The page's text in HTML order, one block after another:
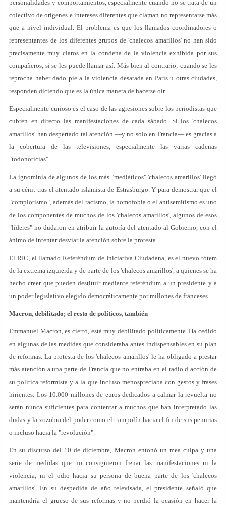
personalidades y comportamientos, especialmente cuando no se trata de un
colectivo de orígenes e intereses diferentes que claman no representarse más
que a nivel individual. El problema es que los llamados coordinadores o
representantes de los diferentes grupos de 'chalecos amarillos' no han sido
precisamente muy claros en la condena de la violencia exhibida por sus
compañeros, si se les puede llamar así. Más bien al contrario; cuando se les
reprocha haber dado pie a la violencia desatada en París u otras ciudades,
responden diciendo que es la única manera de hacerse oír.
Especialmente curioso es el caso de las agresiones sobre los periodistas que
cubren en directo las manifestaciones de cada sábado. Si los 'chalecos
amarillos' han despertado tal atención —y no solo en Francia— es gracias a
la cobertura de las televisiones, especialmente las varias cadenas
"todonoticias".
La ignominia de algunos de los más "mediáticos" 'chalecos amarillos' llegó
a su cénit tras el atentado islamista de Estrasburgo. Y para demostrar que el
"complotismo", además del racismo, la homofobia o el antisemitismo es uno
de los componentes de muchos de los 'chalecos amarillos', algunos de esos
"líderes" no dudaron en atribuir la autoría del atentado al Gobierno, con el
ánimo de intentar desviar la atención sobre la protesta.
El RIC, el llamado Referéndum de Iniciativa Ciudadana, es el nuevo tótem
de la extrema izquierda y de parte de los 'chalecos amarillos', a quienes se ha
hecho creer que pueden destituir mediante referéndum a un presidente y a
un poder legislativo elegido democráticamente por millones de franceses.
Macron, debilitado; el resto de políticos, también
Emmanuel Macron, es cierto, está muy debilitado políticamente. Ha cedido
en algunas de las medidas que consideraba antes indispensables en su plan
de reformas. La protesta de los 'chalecos amarillos' le ha obligado a prestar
más atención a una parte de Francia que no entraba en el radio d acción de
su política reformista y a la que incluso menospreciaba con gestos y frases
hirientes. Los 10.000 millones de euros dedicados a calmar la revuelta no
serán nunca suficientes para contentar a muchos que han interpretado las
dudas y la zozobra del poder como el trampolín hacia el fin de sus penurias
o incluso hacia la "revolución".
En su discurso del 10 de diciembre, Macron entonó un mea culpa y una
serie de medidas que no consiguieron frenar las manifestaciones ni la
violencia, ni el odio hacia su persona de buena parte de los 'chalecos
amarillos'. En su despedida de año televisada, el presidente señaló que
mantendría el grueso de sus reformas y no perdió la ocasión en hacer la